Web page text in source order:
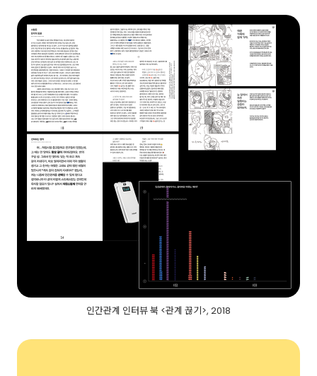
인간관계 인터뷰 북 <관계 끊기>, 2018